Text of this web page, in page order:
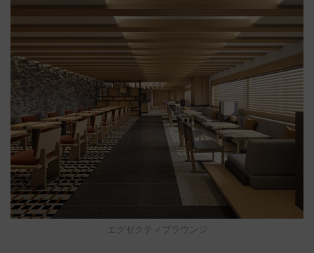
エグゼクティブラウンジ